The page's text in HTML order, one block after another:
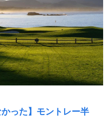
かった】モントレー半